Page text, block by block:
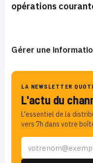
opérations
Gérer une
LA NEWSLETTER
L'actu du
L'essentiel de la
vers 7h dans votre